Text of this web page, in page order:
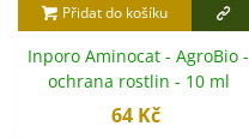
Přidat do košíku
Inporo Aminocat - AgroBio -
ochrana rostlin - 10 ml
64 Kč